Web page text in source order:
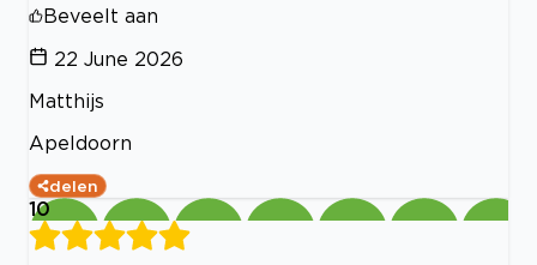
Beveelt aan
22 June 2026
Matthijs
Apeldoorn
delen
10